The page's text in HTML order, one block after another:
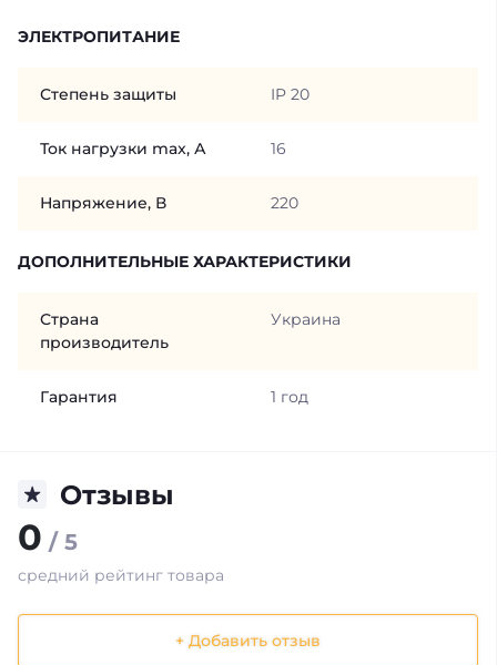
ЭЛЕКТРОПИТАНИЕ
Степень защиты IP 20
Ток нагрузки max, А 16
Напряжение, В 220
ДОПОЛНИТЕЛЬНЫЕ ХАРАКТЕРИСТИКИ
Страна
производитель
Украина
Гарантия 1 год
Отзывы
0 / 5
средний рейтинг товара
+ Добавить отзыв